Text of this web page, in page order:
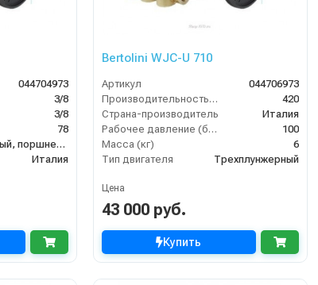
044704973
3/8
3/8
78
Плунжерный, поршневой
Италия
Bertolini WJC-U 710
Артикул
044706973
Производительность (л/ч)
420
Страна-производитель
Италия
Рабочее давление (бар)
100
Масса (кг)
6
Тип двигателя
Трехплунжерный
Цена
43 000 руб.
Купить